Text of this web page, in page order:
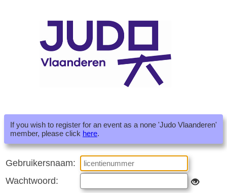
If you wish to register for an event as a none 'Judo Vlaanderen'
member, please click here.
Gebruikersnaam:
Wachtwoord: